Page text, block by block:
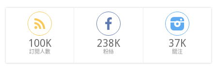
100K
訂閱人數
238K
粉絲
37K
關注